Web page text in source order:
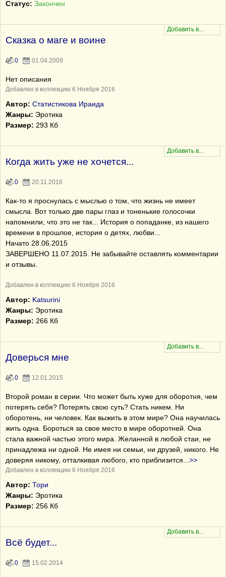
Статус: Закончен
Сказка о маге и воине
0 01.04.2009
Нет описания
Добавлен в коллекцию 6 Ноября 2016
Автор: Статистикова Ираида
Жанры: Эротика
Размер: 293 Кб
Когда жить уже не хочется...
0 20.11.2016
Как-то я проснулась с мыслью о том, что жизнь не имеет
смысла. Вот только две пары глаз и тоненькие голосочки
напомнили, что это не так... История о попаданке, из нашего
времени в прошлое, история о детях, любви...
Начато 28.06.2015
ЗАВЕРШЕНО 11.07.2015. Не забывайте оставлять комментарии
и отзывы.
Добавлен в коллекцию 6 Ноября 2016
Автор: Katsurini
Жанры: Эротика
Размер: 266 Кб
Доверься мне
0 12.01.2015
Второй роман в серии. Что может быть хуже для оборотня, чем
потерять себя? Потерять свою суть? Стать никем. Ни
оборотень, ни человек. Как выжить в этом мире? Она научилась
жить одна. Бороться за свое место в мире оборотней. Она
стала важной частью этого мира. Желанной в любой стаи, не
принадлежа ни одной. Не имея ни семьи, ни друзей, никого. Не
доверяя никому, отталкивая любого, кто приблизится
>>
Добавлен в коллекцию 6 Ноября 2016
Автор: Тори
Жанры: Эротика
Размер: 256 Кб
Всё будет...
0 15.02.2014